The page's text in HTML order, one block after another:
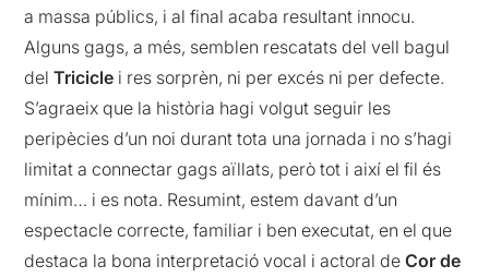
a massa públics, i al final acaba resultant innocu.
Alguns gags, a més, semblen rescatats del vell bagul
delTricicle i res sorprèn, ni per excés ni per defecte.
S’agraeix que la història hagi volgut seguir les
peripècies d’un noi durant tota una jornada i no s’hagi
limitat a connectar gags aïllats, però tot i així el fil és
mínim… i es nota. Resumint, estem davant d’un
espectacle correcte, familiar i ben executat, en el que
destaca la bona interpretació vocal i actoral deCor de